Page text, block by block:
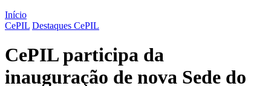
Início
CePIL Destaques CePIL
CePIL participa da
inauguração de nova Sede do